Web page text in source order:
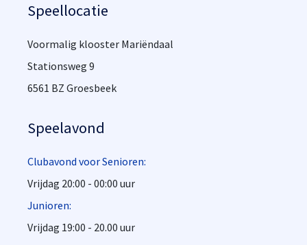
Speellocatie
Voormalig klooster Mariëndaal
Stationsweg 9
6561 BZ Groesbeek
Speelavond
Clubavond voor Senioren:
Vrijdag 20:00 - 00:00 uur
Junioren:
Vrijdag 19:00 - 20.00 uur